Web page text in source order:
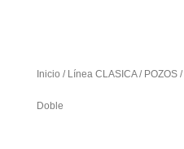
Inicio / Línea CLASICA/ POZOS/
Doble